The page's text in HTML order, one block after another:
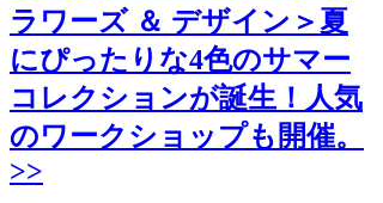
ラワーズ ＆ デザイン＞夏
にぴったりな4色のサマー
コレクションが誕生！人気
のワークショップも開催。
>>